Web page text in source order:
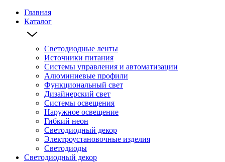
Главная
Каталог
Светодиодные ленты
Источники питания
Системы управления и автоматизации
Алюминиевые профили
Функциональный свет
Дизайнерский свет
Системы освещения
Наружное освещение
Гибкий неон
Светодиодный декор
Электроустановочные изделия
Светодиоды
Светодиодный декор